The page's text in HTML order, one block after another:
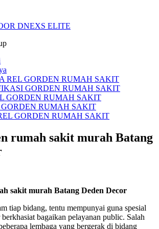
DNEXS ELITE
REL GORDEN RUMAH SAKIT
GORDEN RUMAH SAKIT
GORDEN RUMAH SAKIT
RUMAH SAKIT
GORDEN RUMAH SAKIT
rumah sakit murah Batang
sakit murah Batang Deden Decor
tiap bidang, tentu mempunyai guna spesial
berkhasiat bagaikan pelayanan public. Salah
lembaga yang bergerak di bidang